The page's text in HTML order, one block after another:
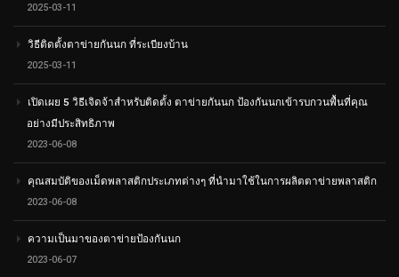
2025-03-11
วิธีติดตั้งตาข่ายกันนก ที่ระเบียงบ้าน
2025-03-11
เปิดเผย 5 วิธีเจิดจ้าสำหรับติดตั้ง ตาข่ายกันนก ป้องกันนกเข้ารบกวนพื้นที่คุณ
อย่างมีประสิทธิภาพ
2023-06-08
คุณสมบัติของเม็ดพลาสติกประเภทต่างๆ ที่นำมาใช้ในการผลิตตาข่ายพลาสติก
2023-06-08
ความเป็นมาของตาข่ายป้องกันนก
2023-06-07